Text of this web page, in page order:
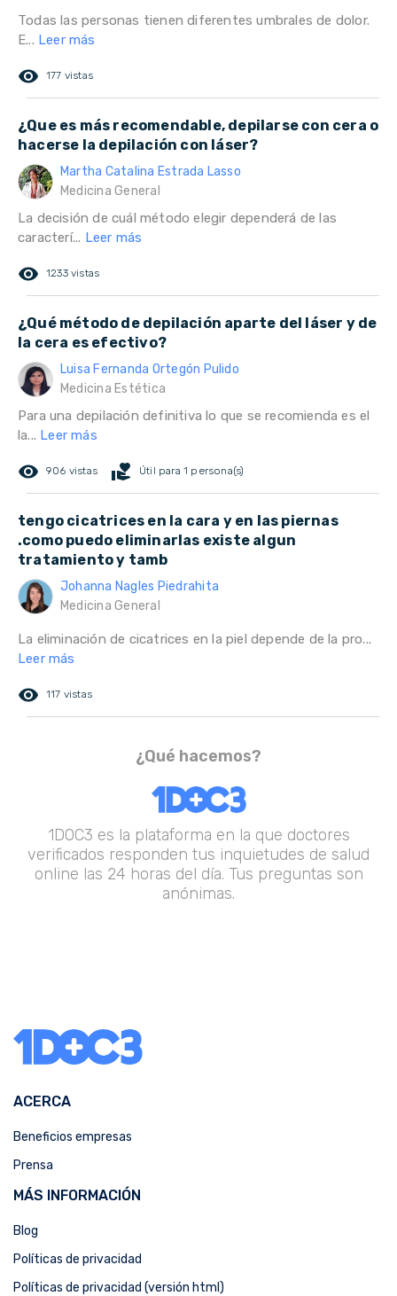
Todas las personas tienen diferentes umbrales de dolor.
E... Leer más
remove_red_eye 177 vistas
¿Que es más recomendable, depilarse con cera o
hacerse la depilación con láser?
Martha Catalina Estrada Lasso
Medicina General
La decisión de cuál método elegir dependerá de las
caracterí... Leer más
remove_red_eye 1233 vistas
¿Qué método de depilación aparte del láser y de
la cera es efectivo?
Luisa Fernanda Ortegón Pulido
Medicina Estética
Para una depilación definitiva lo que se recomienda es el
la... Leer más
remove_red_eye 906 vistas volunteer_activism Útil para 1 persona(s)
tengo cicatrices en la cara y en las piernas
.como puedo eliminarlas existe algun
tratamiento y tamb
Johanna Nagles Piedrahita
Medicina General
La eliminación de cicatrices en la piel depende de la pro...
Leer más
remove_red_eye 117 vistas
¿Qué hacemos?
1DOC3 es la plataforma en la que doctores
verificados responden tus inquietudes de salud
online las 24 horas del día. Tus preguntas son
anónimas.
ACERCA
Beneficios empresas
Prensa
MÁS INFORMACIÓN
Blog
Políticas de privacidad
Políticas de privacidad (versión html)